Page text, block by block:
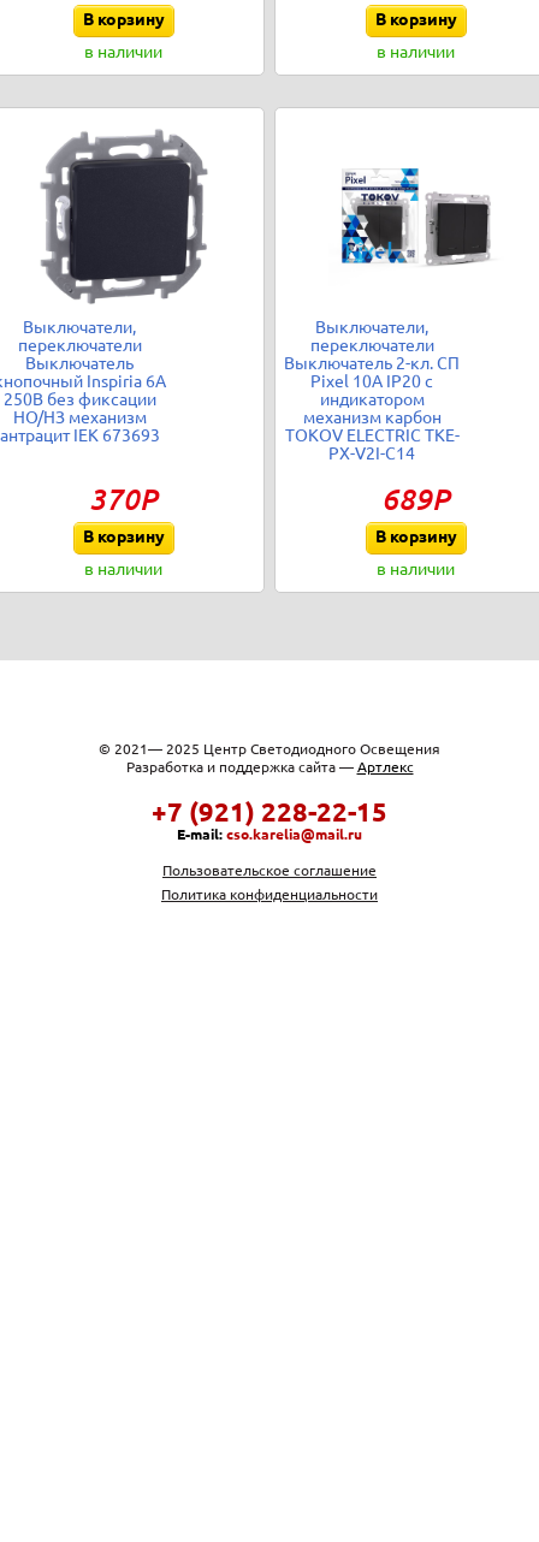
В корзину
в наличии
В корзину
в наличии
Выключатели,
переключатели
Выключатель
Inspiria 6А
250В без фиксации
НО/НЗ механизм
антрацит IEK 673693
370Р
В корзину
в наличии
Выключатели,
переключатели
Выключатель 2-кл. СП
Pixel 10А IP20 с
индикатором
механизм карбон
TOKOV ELECTRIC TKE-
PX-V2I-C14
689Р
В корзину
в наличии
© 2021— 2025 Центр Светодиодного Освещения
Разработка и поддержка сайта — Артлекс
+7 (921) 228-22-15
E-mail: cso.karelia@mail.ru
Пользовательское соглашение
Политика конфиденциальности